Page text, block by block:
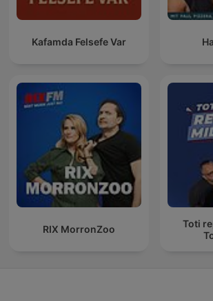
Kafamda Felsefe Var
RIX MorronZoo
Toti